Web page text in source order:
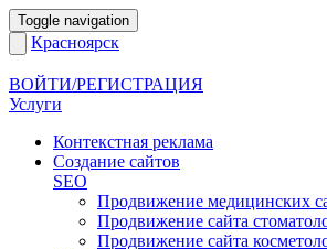
Toggle navigation
Красноярск
ВОЙТИ/РЕГИСТРАЦИЯ
Услуги
Контекстная реклама
Создание сайтов
SEO
Продвижение медицинских
Продвижение сайта
Продвижение сайта